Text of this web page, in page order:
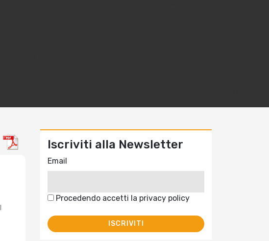
Iscriviti alla Newsletter
Email
Procedendo accetti la privacy policy